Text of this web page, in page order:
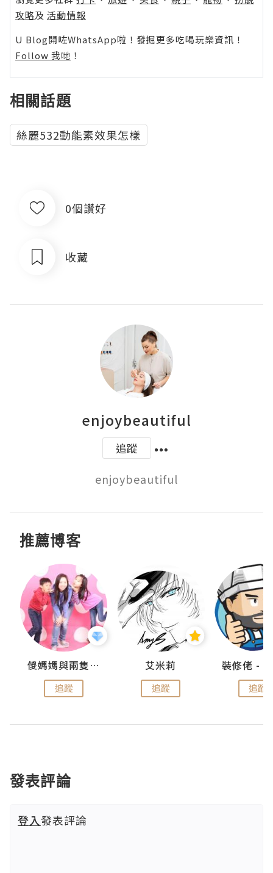
攻略及 活動情報
U Blog開咗WhatsApp啦！發掘更多吃喝玩樂資訊！
Follow 我哋 ！
相關話題
絲麗532動能素效果怎樣
0個讚好
收藏
enjoybeautiful
追蹤
enjoybeautiful
推薦博客
儍媽媽與兩隻小魔怪之家
追蹤
艾米莉
追蹤 追蹤
發表評論
登入發表評論